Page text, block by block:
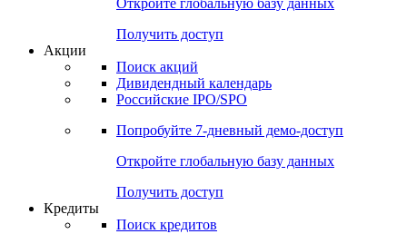
Откройте глобальную базу данных
Получить доступ
Акции
Поиск акций
Дивидендный календарь
Российские IPO/SPO
Попробуйте 7-дневный демо-доступ
Откройте глобальную базу данных
Получить доступ
Кредиты
Поиск кредитов